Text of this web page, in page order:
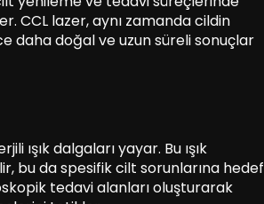
CCL lazer, aynı zamanda cildin
daha doğal ve uzun süreli sonuçlar
ışık dalgaları yayar. Bu ışık
bu da spesifik cilt sorunlarına hedef
tedavi alanları oluşturarak